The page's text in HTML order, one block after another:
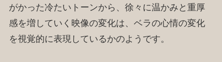
がかった冷たいトーンから、徐々に温かみと重厚
感を増していく映像の変化は、ベラの心情の変化
を視覚的に表現しているかのようです。